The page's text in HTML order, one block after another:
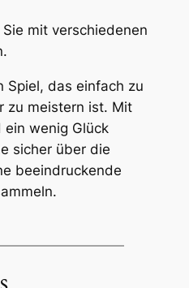
mit verschiedenen
Spiel, das einfach zu
zu meistern ist. Mit
wenig Glück
sicher über die
beeindruckende